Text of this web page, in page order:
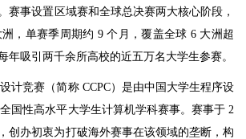
赛事设置区域赛和全球总决赛两大核心阶段，
，单赛季周期约 9 个月，覆盖全球 6 大洲超
年吸引两千余所高校的近五万名大学生参赛。
计竞赛（简称 CCPC）是由中国大学生程序设
国性高水平大学生计算机学科赛事。赛事于 2
创办初衷为打破海外赛事在该领域的垄断，构